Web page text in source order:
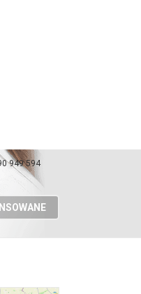
949 594